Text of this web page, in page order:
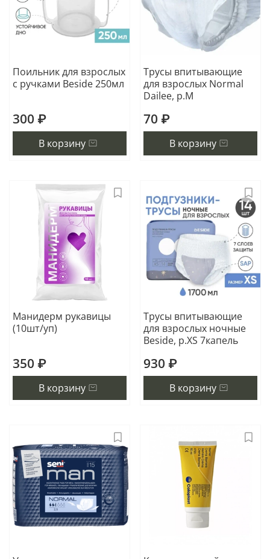
Поильник для взрослых
с ручками Beside 250мл
300 ₽
В корзину
Трусы впитывающие
для взрослых Normal
Dailee, р.M
70 ₽
В корзину
Манидерм рукавицы
(10шт/уп)
350 ₽
В корзину
Трусы впитывающие
для взрослых ночные
Beside, р.XS 7капель
930 ₽
В корзину